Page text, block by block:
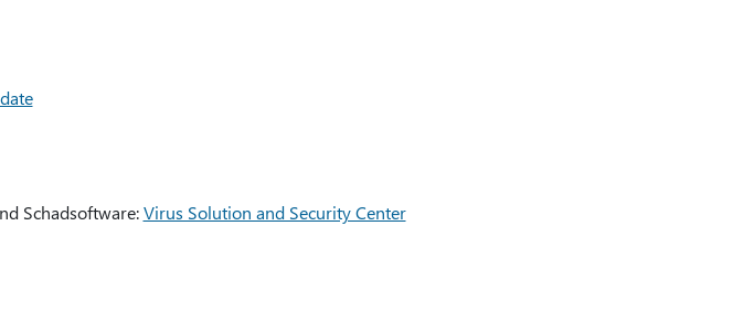
Schadsoftware:Virus Solution and Security Center